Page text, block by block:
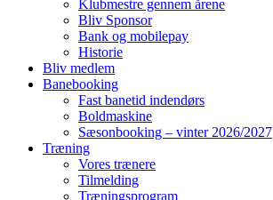
Klubmestre gennem årene
Bliv Sponsor
Bank og mobilepay
Historie
Bliv medlem
Banebooking
Fast banetid indendørs
Boldmaskine
Sæsonbooking – vinter 2026/2027
Træning
Vores trænere
Tilmelding
Træningsprogram